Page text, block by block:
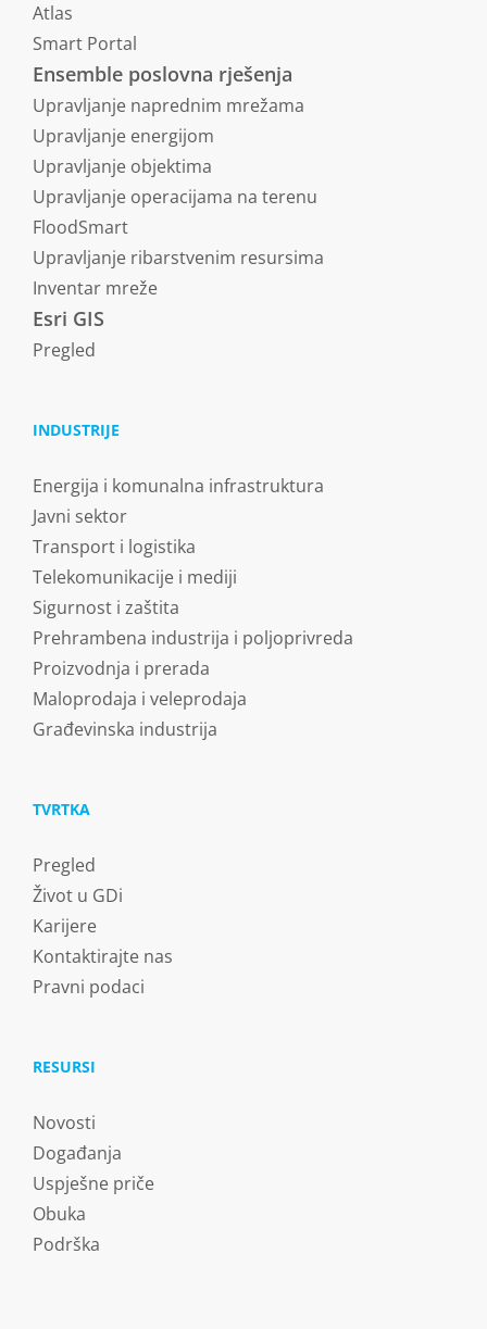
Atlas
Smart Portal
Ensemble poslovna rješenja
Upravljanje naprednim mrežama
Upravljanje energijom
Upravljanje objektima
Upravljanje operacijama na terenu
FloodSmart
Upravljanje ribarstvenim resursima
Inventar mreže
Esri GIS
Pregled
INDUSTRIJE
Energija i komunalna infrastruktura
Javni sektor
Transport i logistika
Telekomunikacije i mediji
Sigurnost i zaštita
Prehrambena industrija i poljoprivreda
Proizvodnja i prerada
Maloprodaja i veleprodaja
Građevinska industrija
TVRTKA
Pregled
Život u GDi
Karijere
Kontaktirajte nas
Pravni podaci
RESURSI
Novosti
Događanja
Uspješne priče
Obuka
Podrška